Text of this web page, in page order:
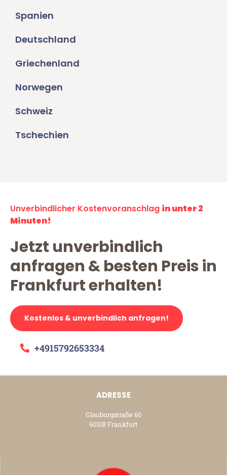
Spanien
Deutschland
Griechenland
Norwegen
Schweiz
Tschechien
Unverbindlicher Kostenvoranschlag in unter 2
Minuten!
Jetzt unverbindlich
anfragen & besten Preis in
Frankfurt erhalten!
Kostenlos & unverbindlich anfragen!
+4915792653334
ADRESSE
Glauburgstraße 60
60318 Frankfurt